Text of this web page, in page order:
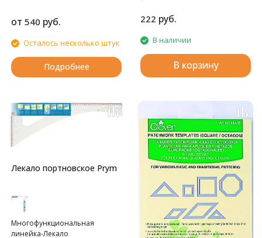
от 540 руб.
Осталось несколько штук
Подробнее
222 руб.
В наличии
В корзину
Лекало портновское Prym
Многофункциональная
линейка-Лекало